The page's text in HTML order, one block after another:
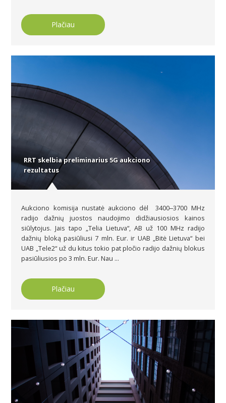
Plačiau
RRT skelbia preliminarius 5G aukciono
rezultatus
Aukciono komisija nustatė aukciono dėl 3400‒3700 MHz
radijo dažnių juostos naudojimo didžiausiosios kainos
siūlytojus. Jais tapo „Telia Lietuva“, AB už 100 MHz radijo
dažnių bloką pasiūliusi 7 mln. Eur. ir UAB „Bitė Lietuva“ bei
UAB „Tele2“ už du kitus tokio pat pločio radijo dažnių blokus
pasiūliusios po 3 mln. Eur. Nau ...
Plačiau